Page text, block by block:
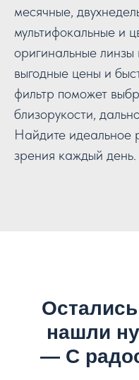
месячные,
мультифокальные и
оригинальные линзы
выгодные цены и
фильтр поможет
близорукости,
Найдите идеальное
зрения каждый день.
нашли
— С